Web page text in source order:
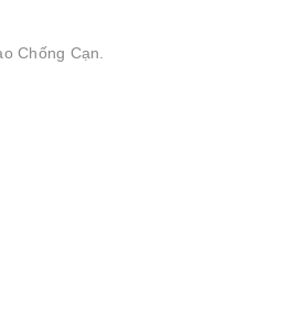
Chống Cạn.